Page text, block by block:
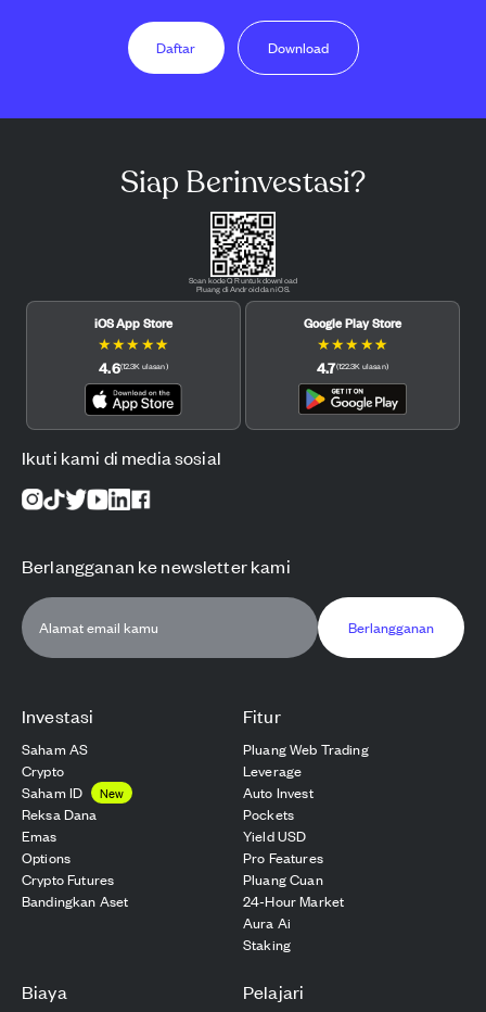
Daftar Download
Investasi
Saham AS
Crypto
Saham ID
New
Reksa Dana
Emas
Options
Crypto Futures
Bandingkan Aset
Fitur
Pluang Web Trading
Leverage
Auto Invest
Pockets
Yield USD
Pro Features
Pluang Cuan
24-Hour Market
Aura Ai
Staking
Biaya Pelajari
Siap Berinvestasi?
Scan kode QR untuk download
Pluang di Android dan iOS.
iOS App Store
★★★ ★★
4.6(12.3K ulasan)
Google Play Store
★★★ ★★
4.7(122.3K ulasan)
Ikuti kami di media sosial
Berlangganan ke newsletter kami
Berlangganan